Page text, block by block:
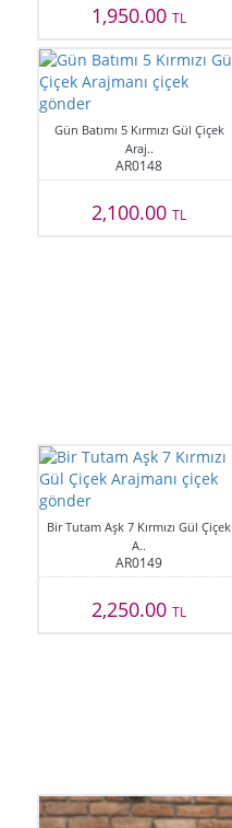
1,950.00TL
Gün Batımı 5 Kırmızı Gül Çiçek
Araj..
AR0148
2,100.00TL
Bir Tutam Aşk 7 Kırmızı Gül Çiçek
A..
AR0149
2,250.00TL